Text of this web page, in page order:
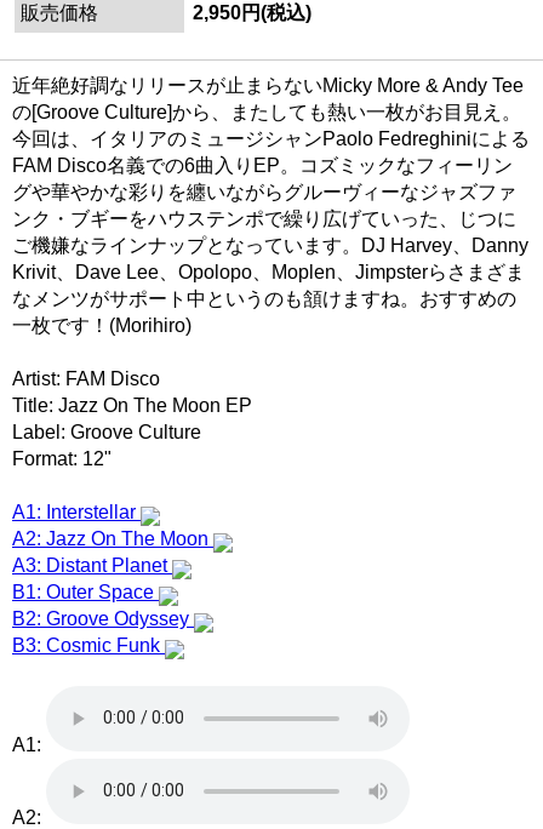
販売価格
2,950円(税込)
近年絶好調なリリースが止まらないMicky More & Andy Tee
の[Groove Culture]から、またしても熱い一枚がお目見え。
今回は、イタリアのミュージシャンPaolo Fedreghiniによる
FAM Disco名義での6曲入りEP。コズミックなフィーリン
グや華やかな彩りを纏いながらグルーヴィーなジャズファ
ンク・ブギーをハウステンポで繰り広げていった、じつに
ご機嫌なラインナップとなっています。DJ Harvey、Danny
Krivit、Dave Lee、Opolopo、Moplen、Jimpsterらさまざま
なメンツがサポート中というのも頷けますね。おすすめの
一枚です！(Morihiro)
Artist: FAM Disco
Title: Jazz On The Moon EP
Label: Groove Culture
Format: 12"
A1: Interstellar
A2: Jazz On The Moon
A3: Distant Planet
B1: Outer Space
B2: Groove Odyssey
B3: Cosmic Funk
A1:
A2: